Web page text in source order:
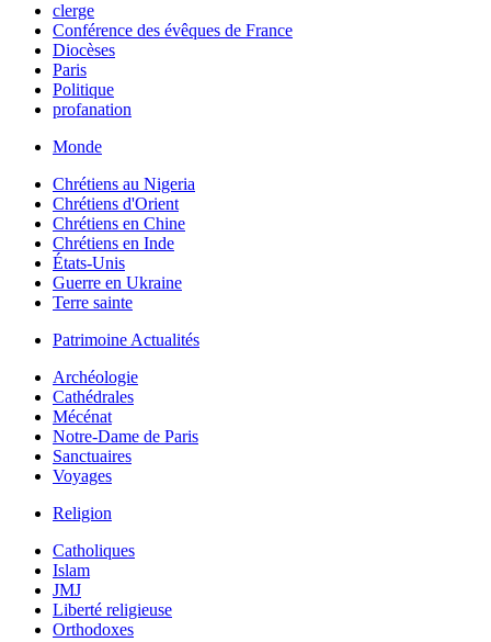
clerge
Conférence des évêques de France
Diocèses
Paris
Politique
profanation
Monde
Chrétiens au Nigeria
Chrétiens d'Orient
Chrétiens en Chine
Chrétiens en Inde
États-Unis
Guerre en Ukraine
Terre sainte
Patrimoine Actualités
Archéologie
Cathédrales
Mécénat
Notre-Dame de Paris
Sanctuaires
Voyages
Religion
Catholiques
Islam
JMJ
Liberté religieuse
Orthodoxes